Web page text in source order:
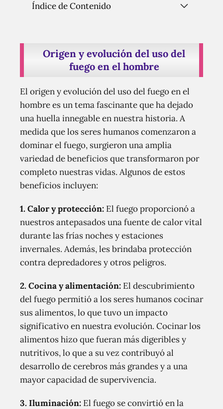
Índice de Contenido
Origen y evolución del uso del
fuego en el hombre
El origen y evolución del uso del fuego en el
hombre es un tema fascinante que ha dejado
una huella innegable en nuestra historia. A
medida que los seres humanos comenzaron a
dominar el fuego, surgieron una amplia
variedad de beneficios que transformaron por
completo nuestras vidas. Algunos de estos
beneficios incluyen:
1.Calor y protección: El fuego proporcionó a
nuestros antepasados ​​una fuente de calor vital
durante las frías noches y estaciones
invernales. Además, les brindaba protección
contra depredadores y otros peligros.
2.Cocina y alimentación: El descubrimiento
del fuego permitió a los seres humanos cocinar
sus alimentos, lo que tuvo un impacto
significativo en nuestra evolución. Cocinar los
alimentos hizo que fueran más digeribles y
nutritivos, lo que a su vez contribuyó al
desarrollo de cerebros más grandes y a una
mayor capacidad de supervivencia.
3.Iluminación: El fuego se convirtió en la